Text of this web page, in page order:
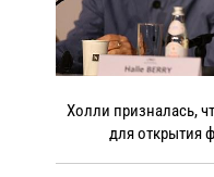
Холли призналась,
для открытия